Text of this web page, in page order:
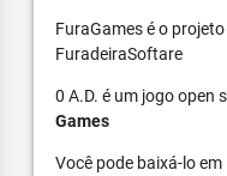
FuraGames é o
FuradeiraSoftare
0 A.D. é um jogo open
Games
Você pode baixá-lo em